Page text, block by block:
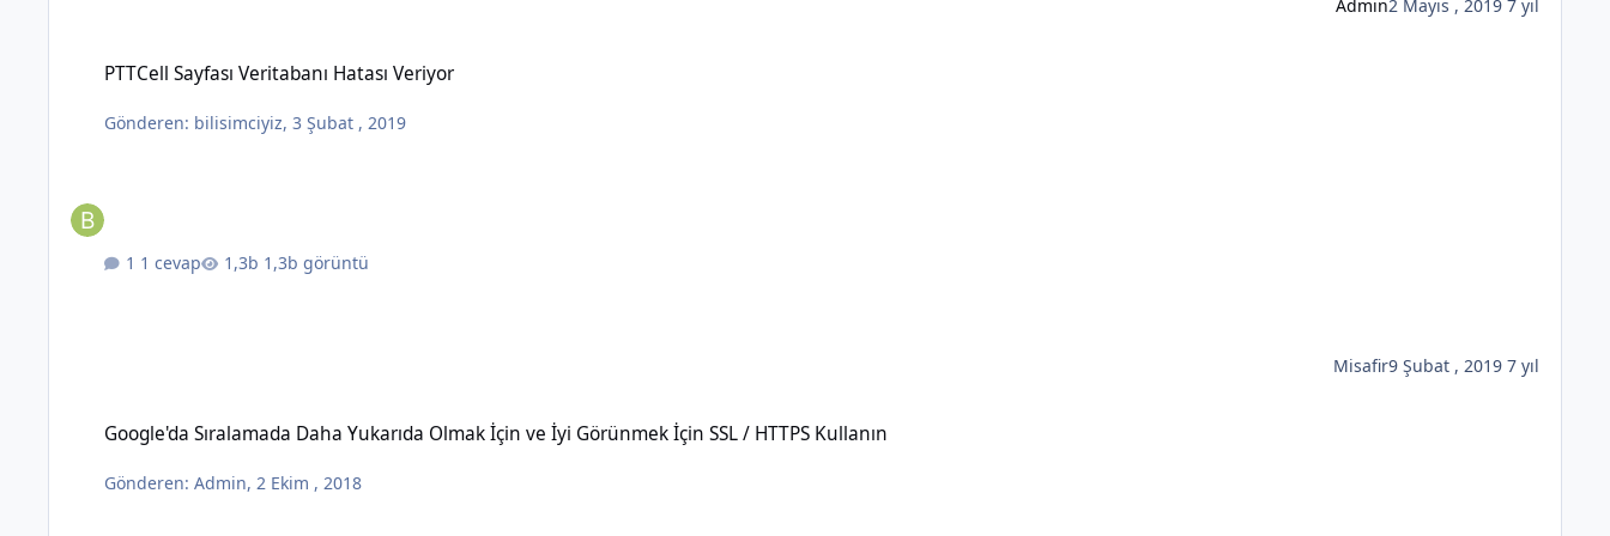
Admin2 Mayıs , 2019 7 yıl
PTTCell Sayfası Veritabanı Hatası Veriyor
Gönderen: bilisimciyiz,3 Şubat , 2019
1 cevap 1,3b görüntü
Misafir9 Şubat , 2019 7 yıl
Google'da Sıralamada Daha Yukarıda Olmak İçin ve İyi Görünmek İçin SSL / HTTPS Kullanın
Gönderen:Admin, 2 Ekim , 2018